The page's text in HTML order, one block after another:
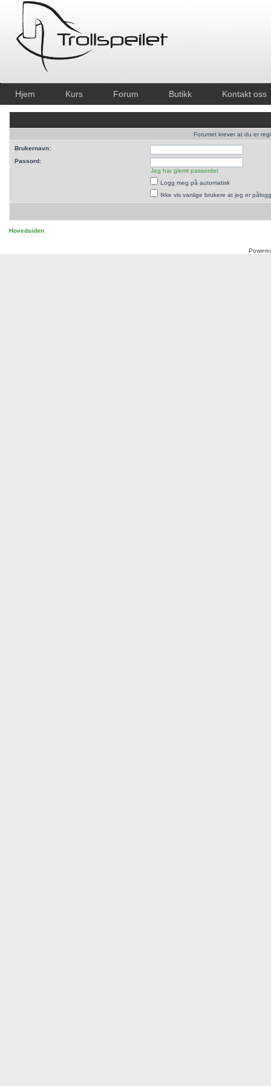
Hjem Kurs Forum Butikk Kontakt oss
Forumet krever at du er
Brukernavn:
Passord:
Jeg har glemt passordet
Logg meg på automatisk
Ikke vis vanlige brukere at jeg er
Hovedsiden